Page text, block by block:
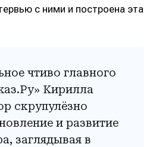
с ними и построена эта
чтиво главного
Кирилла
скрупулёзно
и развитие
заглядывая в